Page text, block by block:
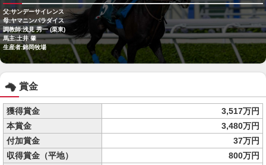
父:サンデーサイレンス
母:ヤマニンパラダイス
調教師:浅見 秀一 (栗東)
馬主:土井 肇
生産者:錦岡牧場
賞金
獲得賞金
3,517万円
本賞金
3,480万円
付加賞金
37万円
収得賞金（平地）
800万円